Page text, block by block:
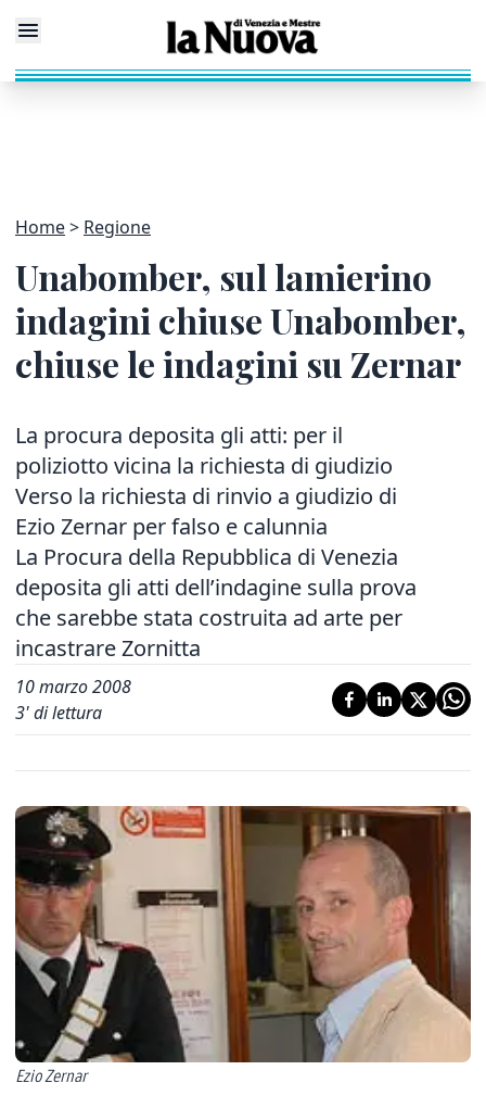
Home Regione
Unabomber, sul lamierino
indagini chiuse Unabomber,
chiuse le indagini su Zernar
La procura deposita gli atti: per il
poliziotto vicina la richiesta di giudizio
Verso la richiesta di rinvio a giudizio di
Ezio Zernar per falso e calunnia
La Procura della Repubblica di Venezia
deposita gli atti dell’indagine sulla prova
che sarebbe stata costruita ad arte per
incastrare Zornitta
10 marzo 2008
3' di lettura
Ezio Zernar